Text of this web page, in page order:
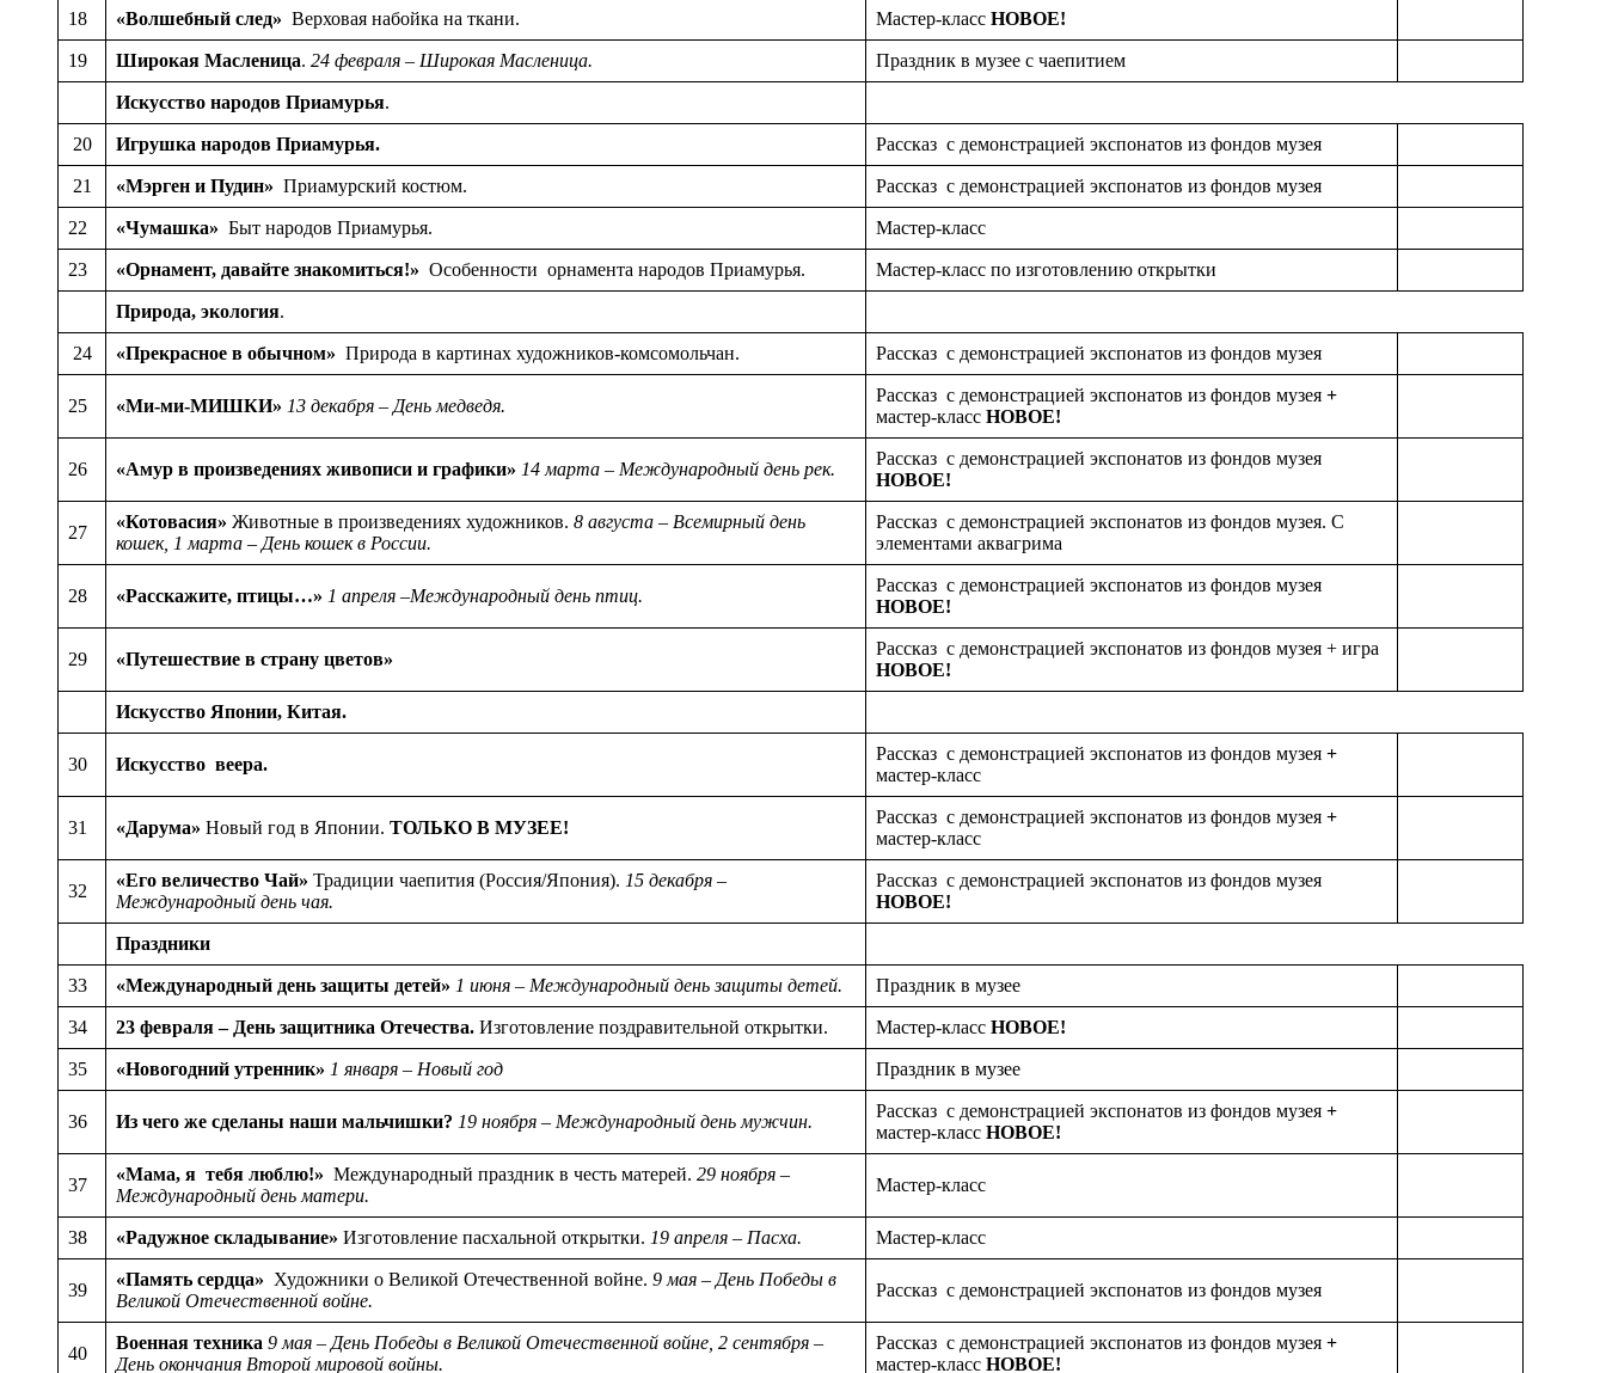
18 «Волшебный след» Верховая набойка на ткани. Мастер-класс НОВОЕ!
19 Широкая Масленица. 24 февраля – Широкая Масленица. Праздник в музее с чаепитием
Искусство народов Приамурья.
20 Игрушка народов Приамурья. Рассказ с демонстрацией экспонатов из фондов музея
21 «Мэрген и Пудин» Приамурский костюм. Рассказ с демонстрацией экспонатов из фондов музея
22 «Чумашка» Быт народов Приамурья. Мастер-класс
23 «Орнамент, давайте знакомиться!» Особенности орнамента народов Приамурья. Мастер-класс по изготовлению открытки
Природа, экология.
24 «Прекрасное в обычном» Природа в картинах художников-комсомольчан. Рассказ с демонстрацией экспонатов из фондов музея
25 «Ми-ми-МИШКИ» 13 декабря – День медведя.
Рассказ с демонстрацией экспонатов из фондов музея +
мастер-класс НОВОЕ!
26 «Амур в произведениях живописи и графики» 14 марта – Международный день рек.
Рассказ с демонстрацией экспонатов из фондов музея
НОВОЕ!
27
«Котовасия» Животные в произведениях художников. 8 августа – Всемирный день
кошек, 1 марта – День кошек в России.
Рассказ с демонстрацией экспонатов из фондов музея. С
элементами аквагрима
28 «Расскажите, птицы…» 1 апреля –Международный день птиц.
Рассказ с демонстрацией экспонатов из фондов музея
НОВОЕ!
29 «Путешествие в страну цветов»
Рассказ с демонстрацией экспонатов из фондов музея + игра
НОВОЕ!
Искусство Японии, Китая.
30 Искусство веера.
Рассказ с демонстрацией экспонатов из фондов музея +
мастер-класс
31 «Дарума» Новый год в Японии. ТОЛЬКО В МУЗЕЕ!
Рассказ с демонстрацией экспонатов из фондов музея +
мастер-класс
32
«Его величество Чай» Традиции чаепития (Россия/Япония). 15 декабря –
Международный день чая.
Рассказ с демонстрацией экспонатов из фондов музея
НОВОЕ!
Праздники
33 «Международный день защиты детей» 1 июня – Международный день защиты детей. Праздник в музее
34 23 февраля – День защитника Отечества. Изготовление поздравительной открытки. Мастер-класс НОВОЕ!
35 «Новогодний утренник» 1 января – Новый год Праздник в музее
36 Из чего же сделаны наши мальчишки? 19 ноября – Международный день мужчин.
Рассказ с демонстрацией экспонатов из фондов музея +
мастер-класс НОВОЕ!
37
«Мама, я тебя люблю!» Международный праздник в честь матерей. 29 ноября –
Международный день матери.
Мастер-класс
38 «Радужное складывание» Изготовление пасхальной открытки. 19 апреля – Пасха. Мастер-класс
39
«Память сердца» Художники о Великой Отечественной войне. 9 мая – День Победы в
Великой Отечественной войне.
Рассказ с демонстрацией экспонатов из фондов музея
40
Военная техника 9 мая – День Победы в Великой Отечественной войне, 2 сентября –
День окончания Второй мировой войны.
Рассказ с демонстрацией экспонатов из фондов музея +
мастер-класс НОВОЕ!